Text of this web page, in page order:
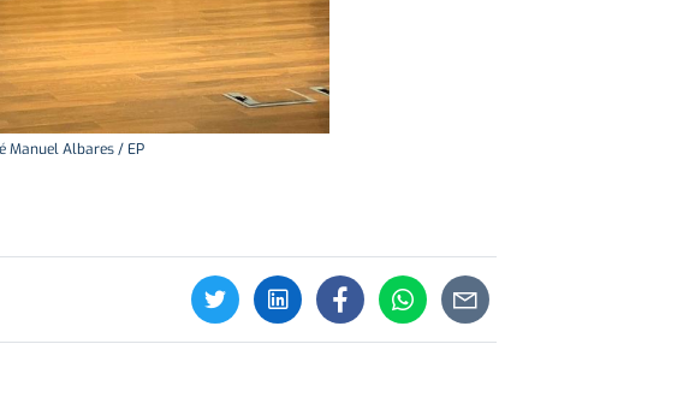
Manuel Albares / EP